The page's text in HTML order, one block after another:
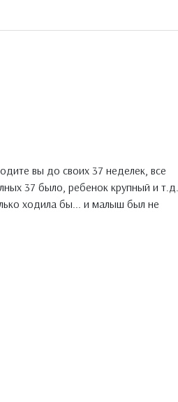
вы до своих 37 неделек, все
37 было, ребенок крупный и
ходила бы... и малыш был не